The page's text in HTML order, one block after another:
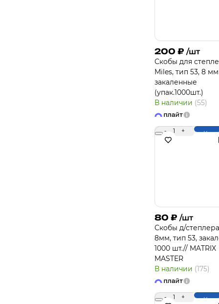
200 ₽ /шт
Скобы для
Miles, тип 53, 8 мм
закаленные
(упак.1000шт.)
В наличии (55)
- 1 +
80 ₽ /шт
Скобы д/
8мм, тип 53,
1000 шт.// MATRIX
MASTER
В наличии (175)
- 1 +